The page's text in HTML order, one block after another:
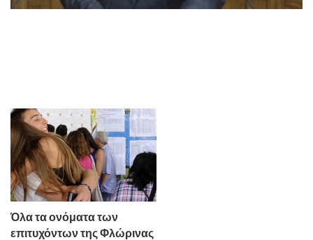
Όλα τα ονόματα των
επιτυχόντων της Φλώρινας